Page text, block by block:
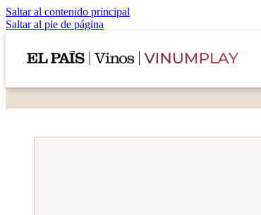
Saltar al contenido principal
Saltar al pie de página